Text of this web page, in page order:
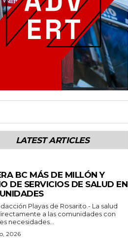
LATEST ARTICLES
BC MÁS DE MILLÓN Y
DE SERVICIOS DE SALUD EN
de Rosarito.- La salud
a las comunidades con
necesidades...
2026